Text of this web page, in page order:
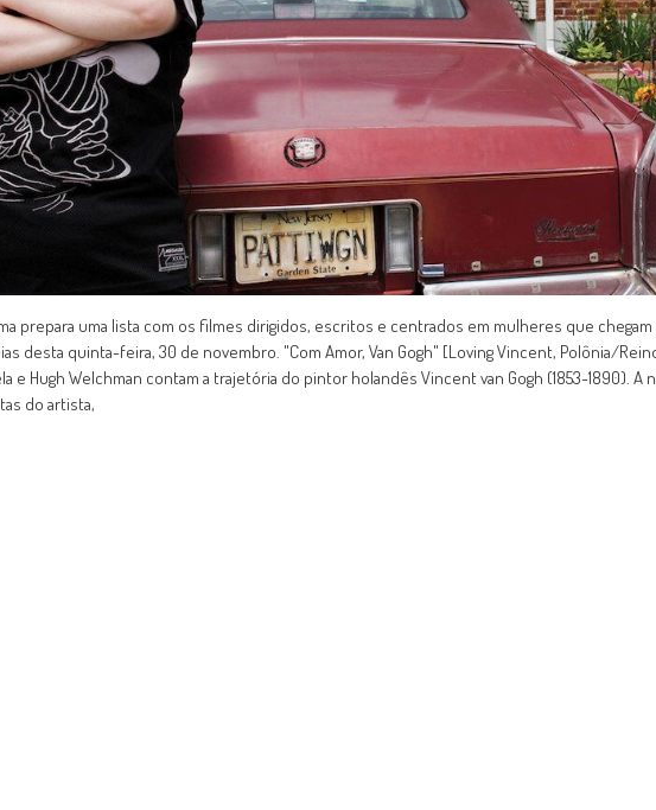
prepara uma lista com os filmes dirigidos, escritos e centrados em mulheres que chegam
desta quinta-feira, 30 de novembro. "Com Amor, Van Gogh" [Loving Vincent, Polônia/
e Hugh Welchman contam a trajetória do pintor holandês Vincent van Gogh (1853-1890). A
do artista,